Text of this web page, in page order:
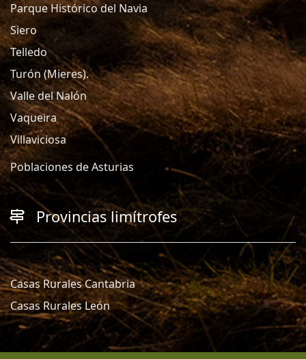
Parque Histórico del Navia
Siero
Telledo
Turón (Mieres).
Valle del Nalón
Vaqueira
Villaviciosa
Poblaciones de Asturias
Provincias limítrofes
Casas Rurales Cantabria
Casas Rurales León